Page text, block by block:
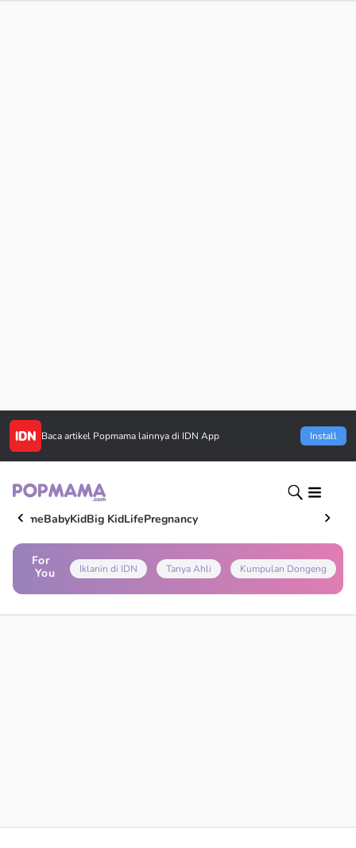
Baca artikel Popmama lainnya di IDN App Install
HomeBabyKidBig KidLifePregnancy
For
You
Iklanin di IDN Tanya Ahli Kumpulan Dongeng